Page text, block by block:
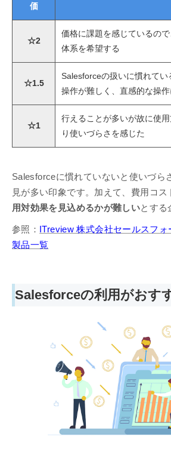
価
☆2
価格に課題を感じているの
体系を希望する
☆1.5
Salesforceの扱いに慣れてい
操作が難しく、直感的な操
☆1
行えることが多いが故に使
り使いづらさを感じた
Salesforceに慣れていないと使いづら
見が多い印象です。加えて、費用コ
用対効果を見込めるかが難しいとする
参照：
ITreview 株式会社セールスフ
製品一覧
Salesforceの利用がおす